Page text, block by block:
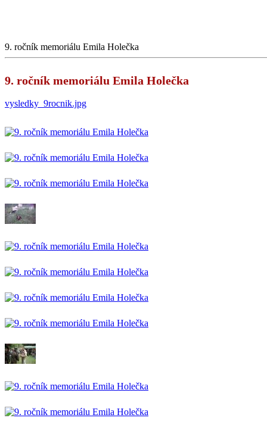
9. ročník memoriálu Emila Holečka
9. ročník memoriálu Emila Holečka
vysledky_9rocnik.jpg